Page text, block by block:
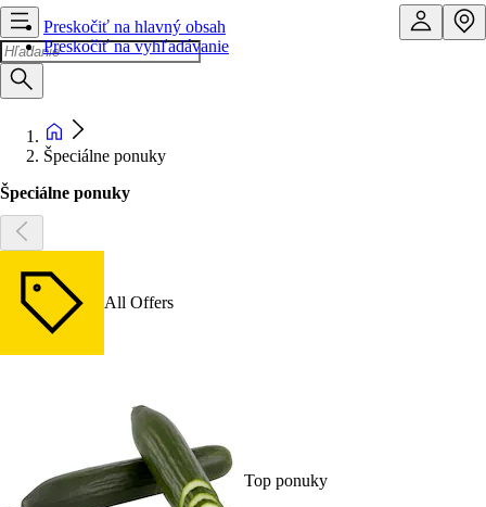
Preskočiť na hlavný obsah
Preskočiť na vyhľadávanie
Špeciálne ponuky
Špeciálne ponuky
All Offers
Top ponuky